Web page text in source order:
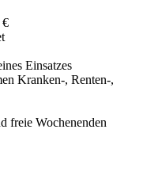
€
Einsatzes
Kranken-, Renten-,
freie Wochenenden